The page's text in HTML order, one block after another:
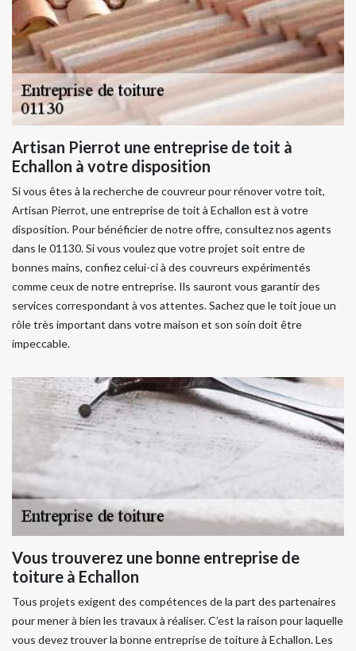
Artisan Pierrot une entreprise de toit à
Echallon à votre disposition
Si vous êtes à la recherche de couvreur pour rénover votre toit,
Artisan Pierrot, une entreprise de toit à Echallon est à votre
disposition. Pour bénéficier de notre offre, consultez nos agents
dans le 01130. Si vous voulez que votre projet soit entre de
bonnes mains, confiez celui-ci à des couvreurs expérimentés
comme ceux de notre entreprise. Ils sauront vous garantir des
services correspondant à vos attentes. Sachez que le toit joue un
rôle très important dans votre maison et son soin doit être
impeccable.
Vous trouverez une bonne entreprise de
toiture à Echallon
Tous projets exigent des compétences de la part des partenaires
pour mener à bien les travaux à réaliser. C’est la raison pour laquelle
vous devez trouver la bonne entreprise de toiture à Echallon. Les